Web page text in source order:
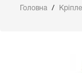
Головна